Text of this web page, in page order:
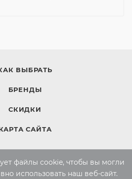
ВЫБРАТЬ
БРЕНДЫ
СКИДКИ
САЙТА
КОМПАНИЯ
файлы cookie, чтобы вы могли
использовать наш веб-сайт.